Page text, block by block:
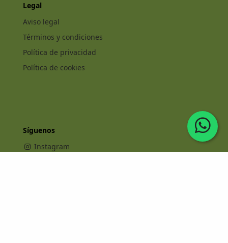
Legal
Aviso legal
Términos y condiciones
Política de privacidad
Política de cookies
Síguenos
Instagram